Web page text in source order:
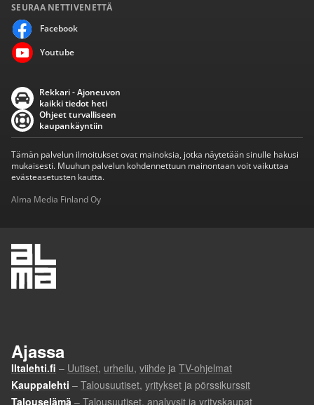
SEURAA NETTIVENETTÄ
Facebook
Youtube
Rekkari - Ajoneuvon
kaikki tiedot heti
Ohjeet turvalliseen
kaupankäyntiin
Tämän palvelun ilmoitukset ovat mainoksia, jotka näytetään sinulle hakusi
mukaisesti. Muuhun palvelun kohdennettuun mainontaan voit vaikuttaa
evästeasetusten kautta.
Alma Media Finland Oy